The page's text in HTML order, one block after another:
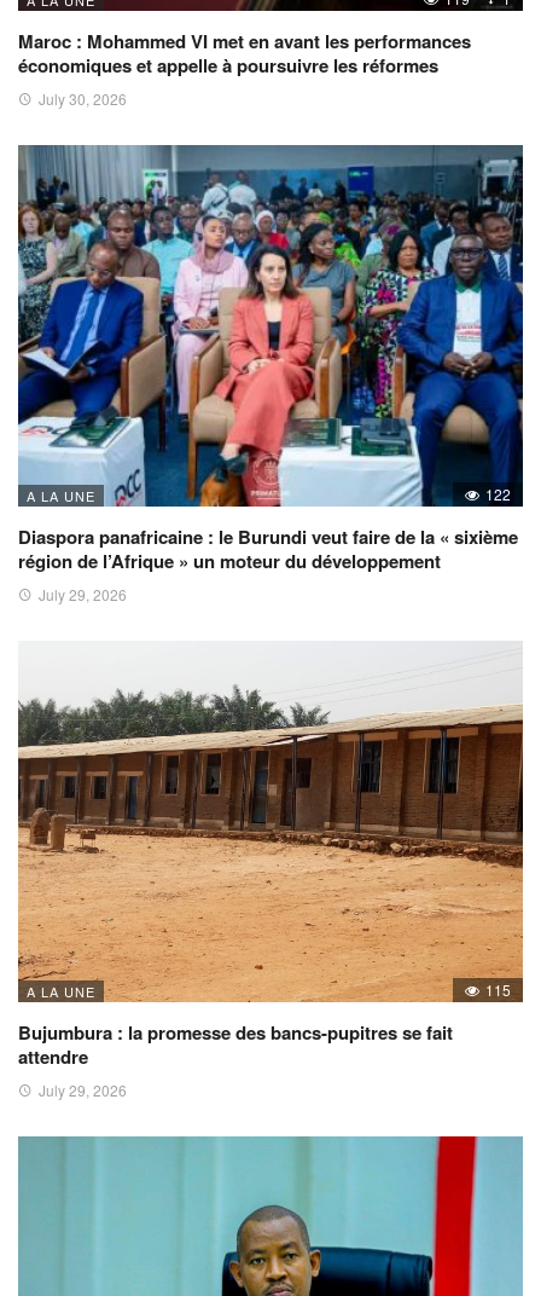
Maroc : Mohammed VI met en avant les performances
économiques et appelle à poursuivre les réformes
July 30, 2026
A LA UNE 122
Diaspora panafricaine : le Burundi veut faire de la « sixième
région de l’Afrique » un moteur du développement
July 29, 2026
A LA UNE 115
Bujumbura : la promesse des bancs-pupitres se fait
attendre
July 29, 2026